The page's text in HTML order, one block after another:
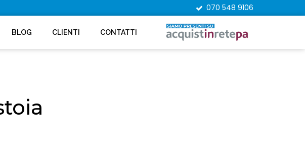
070 548 9106
BLOG CLIENTI CONTATTI